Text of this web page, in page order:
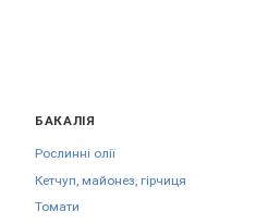
БАКАЛІЯ
Рослинні олії
Кетчуп, майонез, гірчиця
Томати